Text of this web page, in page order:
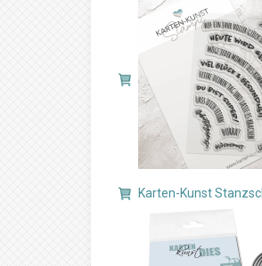
Karten-Kunst